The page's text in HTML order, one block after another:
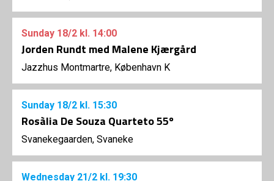
Sunday 18/2 kl. 14:00
Jorden Rundt med Malene Kjærgård
Jazzhus Montmartre, København K
Sunday 18/2 kl. 15:30
Rosàlia De Souza Quarteto 55º
Svanekegaarden, Svaneke
Wednesday 21/2 kl. 19:30